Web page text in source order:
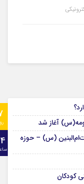
آغاز شد
(س) – حوزه
کودکان